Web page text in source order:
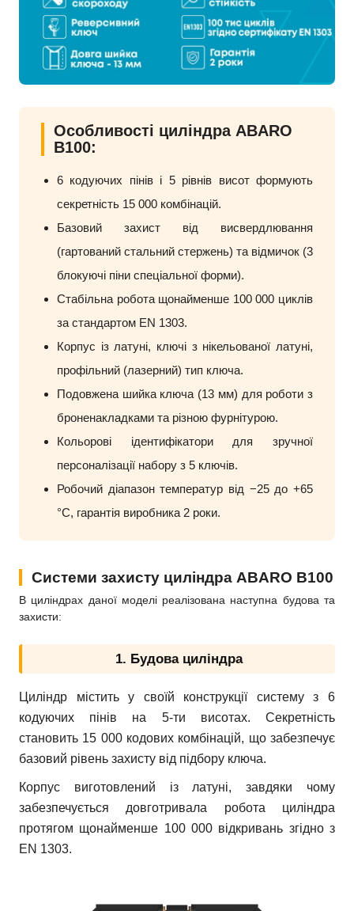
Особливості циліндра ABARO
B100:
6 кодуючих пінів і 5 рівнів висот формують
секретність 15 000 комбінацій.
Базовий захист від висвердлювання
(гартований стальний стержень) та відмичок (3
блокуючі піни спеціальної форми).
Стабільна робота щонайменше 100 000 циклів
за стандартом EN 1303.
Корпус із латуні, ключі з нікельованої латуні,
профільний (лазерний) тип ключа.
Подовжена шийка ключа (13 мм) для роботи з
броненакладками та різною фурнітурою.
Кольорові ідентифікатори для зручної
персоналізації набору з 5 ключів.
Робочий діапазон температур від −25 до +65
°C, гарантія виробника 2 роки.
Системи захисту циліндра ABARO B100
В циліндрах даної моделі реалізована наступна будова та
захисти:
1. Будова циліндра
Циліндр містить у своїй конструкції систему з 6
кодуючих пінів на 5-ти висотах. Секретність
становить 15 000 кодових комбінацій, що забезпечує
базовий рівень захисту від підбору ключа.
Корпус виготовлений із латуні, завдяки чому
забезпечується довготривала робота циліндра
протягом щонайменше 100 000 відкривань згідно з
EN 1303.